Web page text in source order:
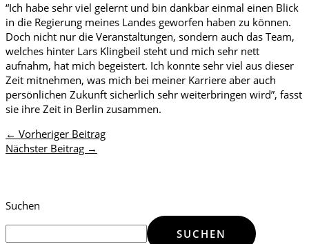
“Ich habe sehr viel gelernt und bin dankbar einmal einen Blick
in die Regierung meines Landes geworfen haben zu können.
Doch nicht nur die Veranstaltungen, sondern auch das Team,
welches hinter Lars Klingbeil steht und mich sehr nett
aufnahm, hat mich begeistert. Ich konnte sehr viel aus dieser
Zeit mitnehmen, was mich bei meiner Karriere aber auch
persönlichen Zukunft sicherlich sehr weiterbringen wird”, fasst
sie ihre Zeit in Berlin zusammen.
← Vorheriger Beitrag
Nächster Beitrag →
Suchen
SUCHEN